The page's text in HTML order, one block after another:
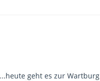
geht es zur Wartburg